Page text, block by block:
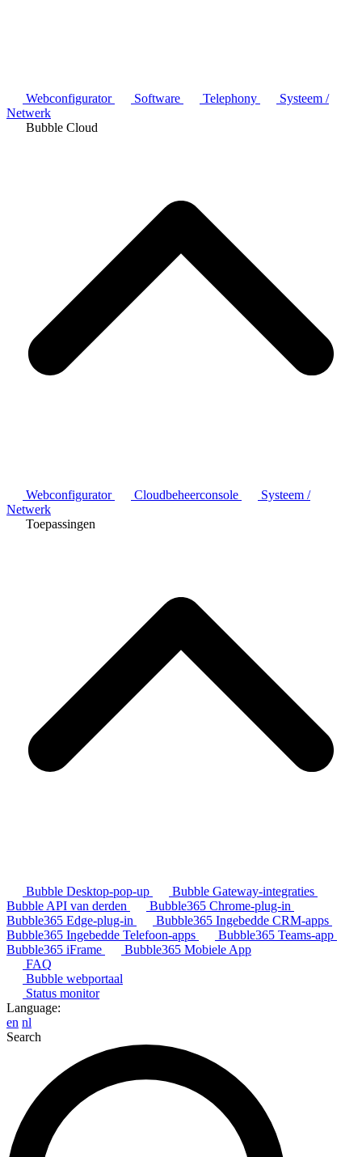
Webconfigurator Software Telephony
Systeem /
Netwerk
Bubble Cloud
Webconfigurator Cloudbeheerconsole
Systeem /
Netwerk
Toepassingen
Bubble Desktop-pop-up
Bubble Gateway-integraties
Bubble API van derden
Bubble365 Chrome-plug-in
Bubble365 Edge-plug-in
Bubble365 Ingebedde CRM-apps
Bubble365 Ingebedde Telefoon-apps
Bubble365 Teams-app
Bubble365 iFrame
Bubble365 Mobiele App
FAQ
Bubble webportaal
Status monitor
Language:
en nl
Search